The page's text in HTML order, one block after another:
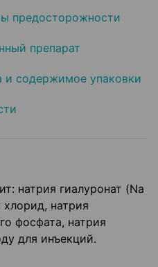
предосторожности
препарат
и содержимое упаковки
натрия гиалуронат (Na
хлорид, натрия
фосфата, натрия
для инъекций.